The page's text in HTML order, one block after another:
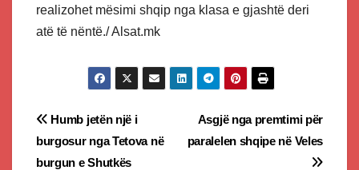
realizohet mësimi shqip nga klasa e gjashtë deri
atë të nëntë./ Alsat.mk
Post
navigation
Asgjë nga premtimi për
paralelen shqipe në Veles
Humb jetën një i
burgosur nga Tetova në
burgun e Shutkës